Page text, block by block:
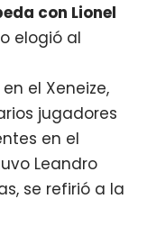
con Lionel
elogió al
el Xeneize,
jugadores
en el
Leandro
se refirió a la